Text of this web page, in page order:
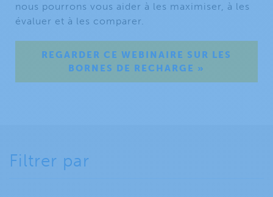
nous pourrons vous aider à les maximiser, à les
évaluer et à les comparer.
REGARDER CE WEBINAIRE SUR LES
BORNES DE RECHARGE »
Filtrer par